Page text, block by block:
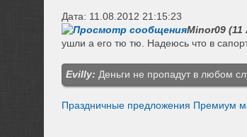
Дата: 11.08.2012 21:15:23
Minor09 (11
ушли а его тю тю. Надеюсь что в сапорт
Evilly: Деньги не пропадут в любом
Праздничные предложения Премиум